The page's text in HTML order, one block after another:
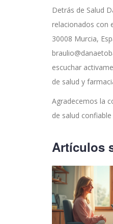
Detrás de Salud
relacionados con
30008 Murcia,
escuchar
de salud y
Agradecemos la
de salud
Artículos